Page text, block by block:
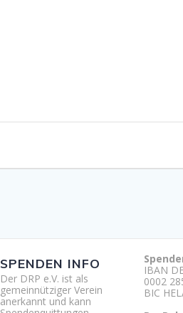
SPENDEN INFO
Der DRP e.V. ist als
gemeinnütziger Verein
anerkannt und kann
IBAN
0002
BIC